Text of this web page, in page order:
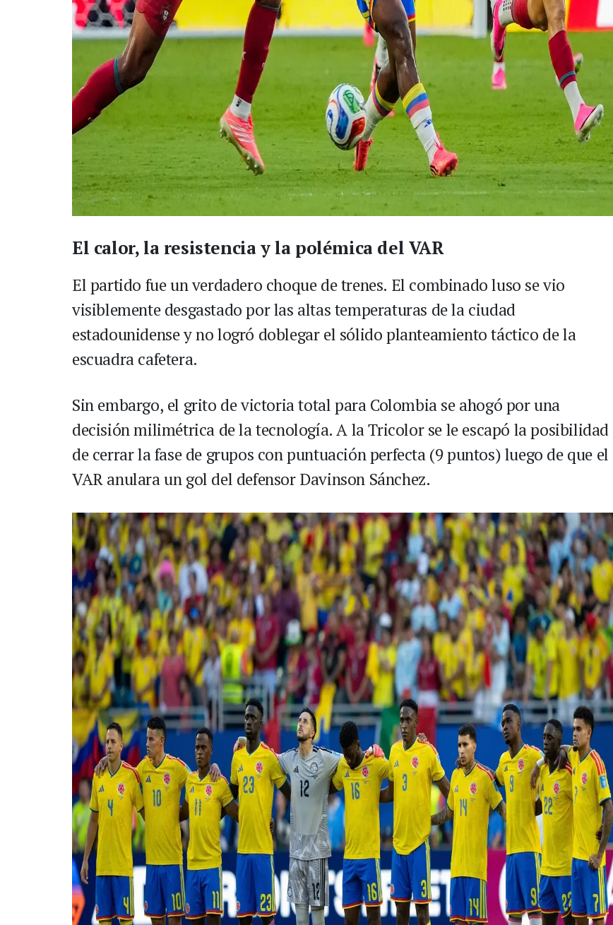
El calor, la resistencia y la polémica del VAR
El partido fue un verdadero choque de trenes. El combinado luso se vio
visiblemente desgastado por las altas temperaturas de la ciudad
estadounidense y no logró doblegar el sólido planteamiento táctico de la
escuadra cafetera.
Sin embargo, el grito de victoria total para Colombia se ahogó por una
decisión milimétrica de la tecnología. A la Tricolor se le escapó la posibilidad
de cerrar la fase de grupos con puntuación perfecta (9 puntos) luego de que el
VAR anulara un gol del defensor Davinson Sánchez.